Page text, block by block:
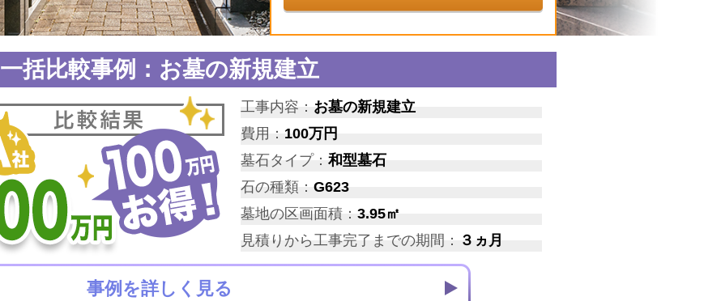
一括比較事例：お墓の新規建立
工事内容： お墓の新規建立
費用： 100万円
墓石タイプ：和型墓石
石の種類： G623
墓地の区画面積： 3.95㎡
見積りから工事完了までの期間： ３ヵ月
事例を詳しく見る